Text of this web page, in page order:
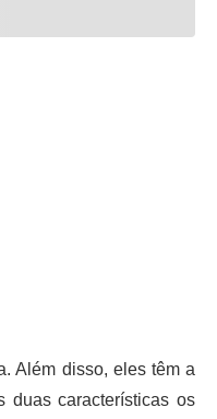
Além disso, eles têm a
duas características os